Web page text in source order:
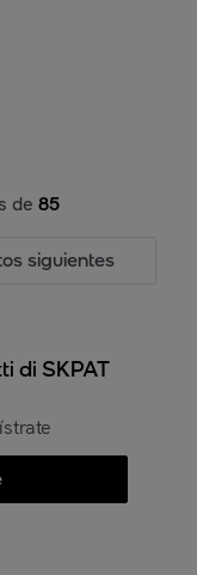
de 85
siguientes
di SKPAT